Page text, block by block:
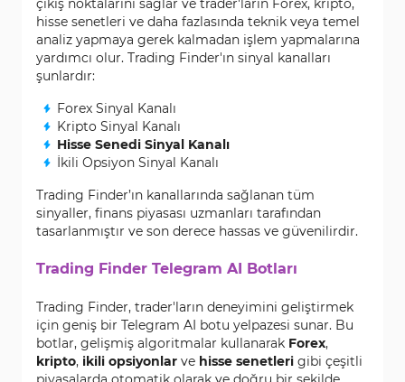
çıkış noktalarını sağlar ve trader'ların Forex, kripto,
hisse senetleri ve daha fazlasında teknik veya temel
analiz yapmaya gerek kalmadan işlem yapmalarına
yardımcı olur. Trading Finder'ın sinyal kanalları
şunlardır:
Forex Sinyal Kanalı
Kripto Sinyal Kanalı
Hisse Senedi Sinyal Kanalı
İkili Opsiyon Sinyal Kanalı
Trading Finder’ın kanallarında sağlanan tüm
sinyaller, finans piyasası uzmanları tarafından
tasarlanmıştır ve son derece hassas ve güvenilirdir.
Trading Finder Telegram AI Botları
Trading Finder, trader'ların deneyimini geliştirmek
için geniş bir Telegram AI botu yelpazesi sunar. Bu
botlar, gelişmiş algoritmalar kullanarak Forex,
kripto, ikili opsiyonlar ve hisse senetleri gibi çeşitli